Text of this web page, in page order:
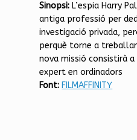
Sinopsi:L’espia Harry
antiga professió per
investigació privada,
perquè torne a
nova missió consistirà
expert en ordinadors
Font:FILMAFFINITY